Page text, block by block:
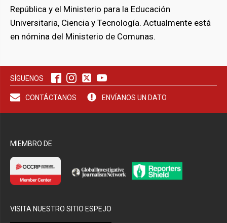
República y el Ministerio para la Educación
Universitaria, Ciencia y Tecnología. Actualmente está
en nómina del Ministerio de Comunas.
SÍGUENOS
CONTÁCTANOS ENVÍANOS UN DATO
MIEMBRO DE
VISITA NUESTRO SITIO ESPEJO